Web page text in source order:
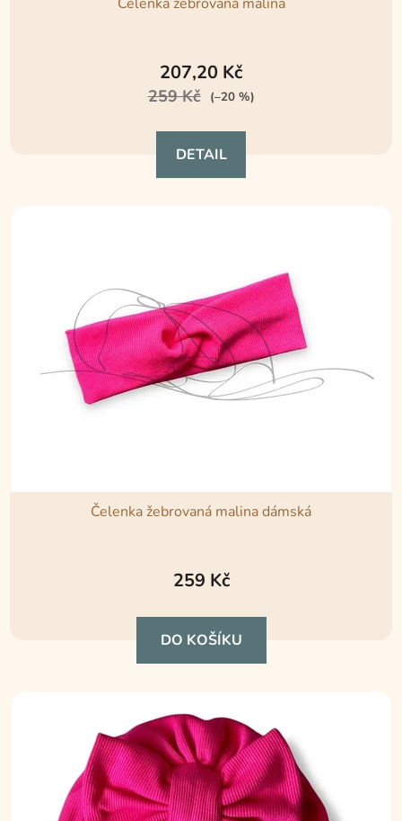
hodnocení
produktu
5,0
z
5
207,20 Kč
259 Kč (–20 %)
DETAIL
Čelenka žebrovaná malina dámská
hodnocení
je
5,0
z
hvězdiček.
259 Kč
DO KOŠÍKU